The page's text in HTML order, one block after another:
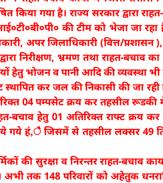
किया गया है। राज्य सरकार द्वारा
की टीम को भेजा जा रहा
अपर जिलाधिकारी (वित्त/प्रशासन
निरीक्षण, भ्रमण तथा राहत-
हेतु भोजन व पानी आदि की व्यवस्था भी
स्थापित कर जल की निकासी की जा रही
04 पम्पसेट क्रय कर तहसील रूडकी
बचाव हेतु 01 अतिरिक्त राफ्ट क्रय कर
किये गये हं,ै जिसमें से तहसील लक्सर 49
की सुरक्षा व निरन्तर राहत-बचाव
अभी तक 148 परिवारों को अहेतुक